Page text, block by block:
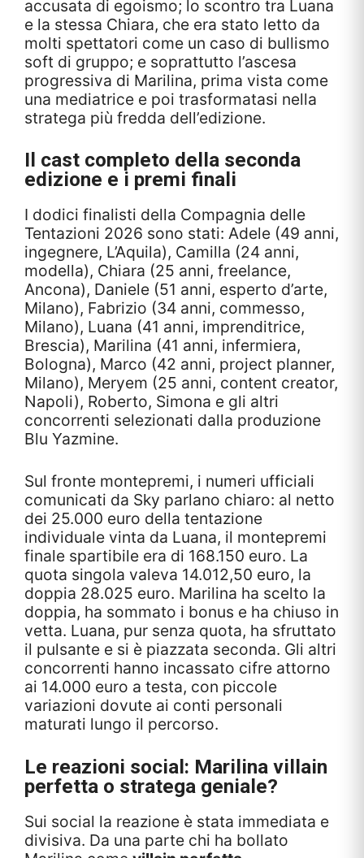
accusata di egoismo; lo scontro tra Luana
e la stessa Chiara, che era stato letto da
molti spettatori come un caso di bullismo
soft di gruppo; e soprattutto l’ascesa
progressiva di Marilina, prima vista come
una mediatrice e poi trasformatasi nella
stratega più fredda dell’edizione.
Il cast completo della seconda
edizione e i premi finali
I dodici finalisti della Compagnia delle
Tentazioni 2026 sono stati: Adele (49 anni,
ingegnere, L’Aquila), Camilla (24 anni,
modella), Chiara (25 anni, freelance,
Ancona), Daniele (51 anni, esperto d’arte,
Milano), Fabrizio (34 anni, commesso,
Milano), Luana (41 anni, imprenditrice,
Brescia), Marilina (41 anni, infermiera,
Bologna), Marco (42 anni, project planner,
Milano), Meryem (25 anni, content creator,
Napoli), Roberto, Simona e gli altri
concorrenti selezionati dalla produzione
Blu Yazmine.
Sul fronte montepremi, i numeri ufficiali
comunicati da Sky parlano chiaro: al netto
dei 25.000 euro della tentazione
individuale vinta da Luana, il montepremi
finale spartibile era di 168.150 euro. La
quota singola valeva 14.012,50 euro, la
doppia 28.025 euro. Marilina ha scelto la
doppia, ha sommato i bonus e ha chiuso in
vetta. Luana, pur senza quota, ha sfruttato
il pulsante e si è piazzata seconda. Gli altri
concorrenti hanno incassato cifre attorno
ai 14.000 euro a testa, con piccole
variazioni dovute ai conti personali
maturati lungo il percorso.
Le reazioni social: Marilina villain
perfetta o stratega geniale?
Sui social la reazione è stata immediata e
divisiva. Da una parte chi ha bollato